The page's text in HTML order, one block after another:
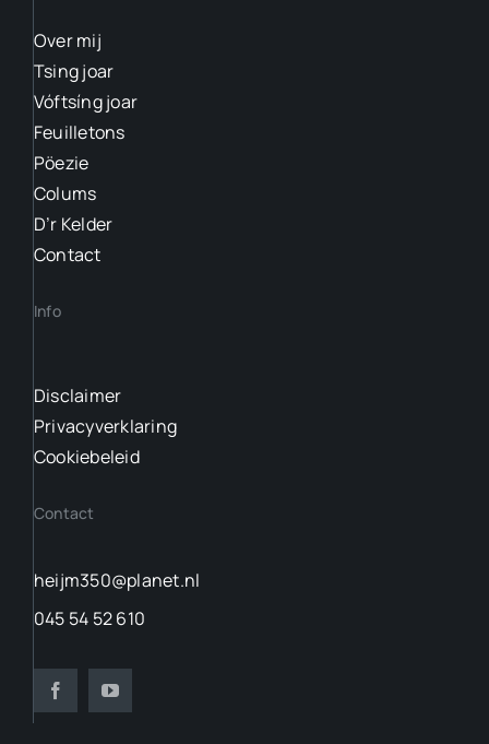
Over mij
Tsing joar
Vóftsíng joar
Feuilletons
Pöezie
Colums
D’r Kelder
Contact
Info
Disclaimer
Privacyverklaring
Cookiebeleid
Contact
heijm350@planet.nl
045 54 52 610